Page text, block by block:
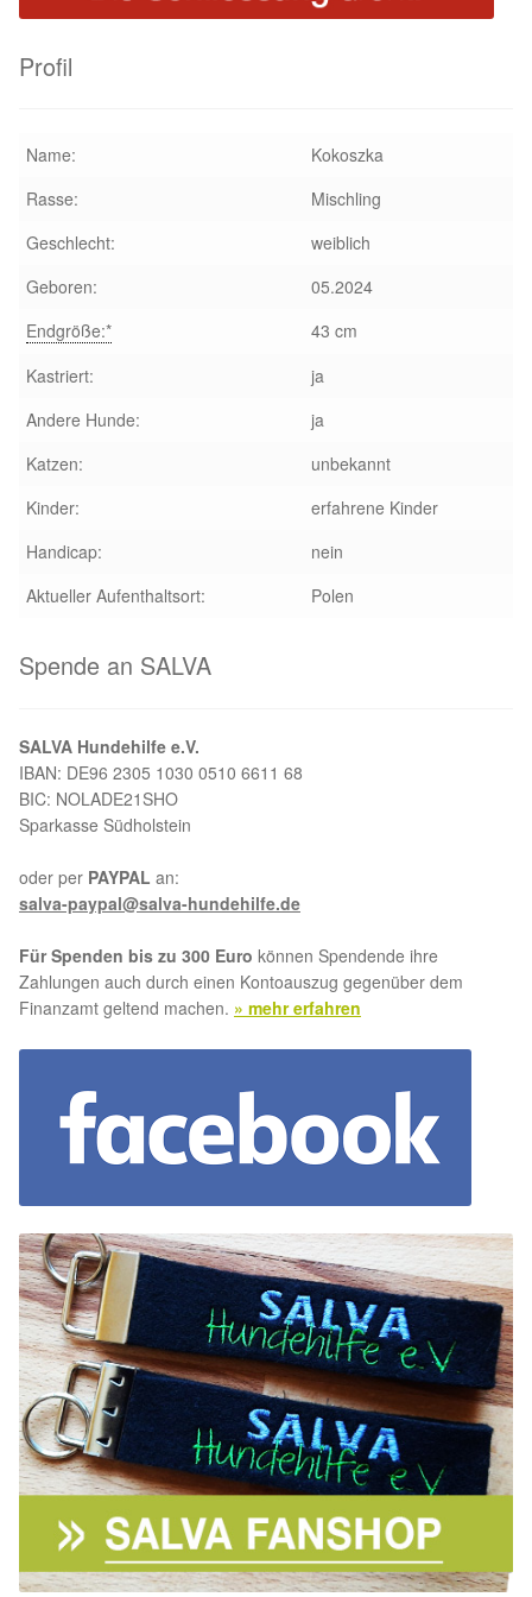
Profil
Name:
Kokoszka
Rasse:
Mischling
Geschlecht:
weiblich
Geboren:
05.2024
Endgröße:*
43 cm
Kastriert:
ja
Andere Hunde:
ja
Katzen:
unbekannt
Kinder:
erfahrene Kinder
Handicap:
nein
Aktueller Aufenthaltsort:
Polen
Spende an SALVA
SALVA Hundehilfe e.V.
IBAN: DE96 2305 1030 0510 6611 68
BIC: NOLADE21SHO
Sparkasse Südholstein
oder per PAYPAL an:
salva-paypal@salva-hundehilfe.de
Für Spenden bis zu 300 Euro können Spendende ihre
Zahlungen auch durch einen Kontoauszug gegenüber dem
Finanzamt geltend machen. » mehr erfahren